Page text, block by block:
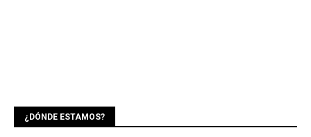
¿DÓNDE ESTAMOS?